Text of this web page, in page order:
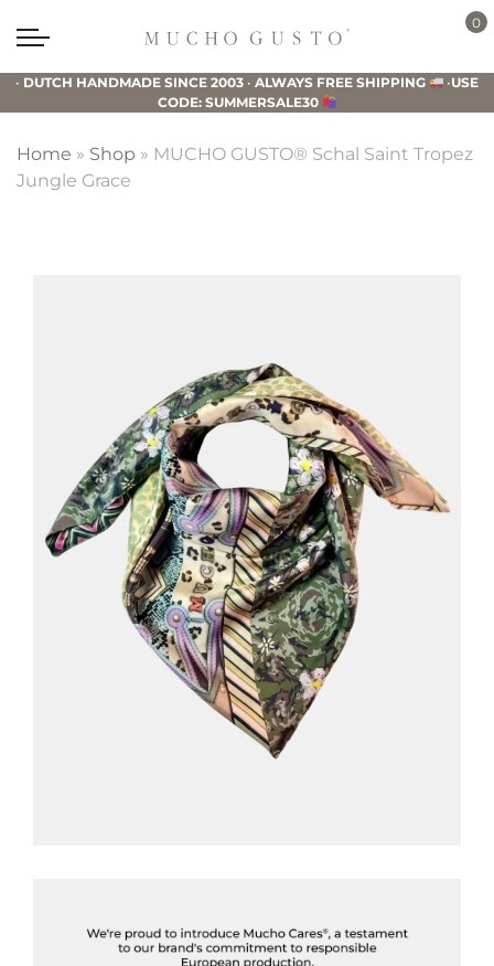
to
navigation
to
content
to
Gusto
0
• DUTCH HANDMADE SINCE 2003 • ALWAYS FREE SHIPPING •USE
CODE: SUMMERSALE30
Home » Shop » MUCHO GUSTO® Schal Saint Tropez
Jungle Grace